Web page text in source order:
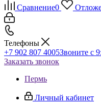
Сравнение0
Телефоны
+7 902 807 4005Звоните с
Заказать звонок
Пермь
Личный кабинет